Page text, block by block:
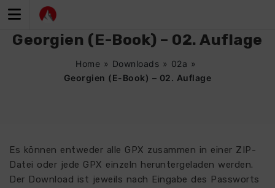
Inhalt
Georgien (E-Book) – 02. Auflage
Home » Downloads » 02a »
Georgien (E-Book) – 02. Auflage
Es können entweder alle GPX zusammen in einer ZIP-
Datei oder jede GPX einzeln heruntergeladen werden.
Der Download ist jeweils nach Eingabe des Passworts